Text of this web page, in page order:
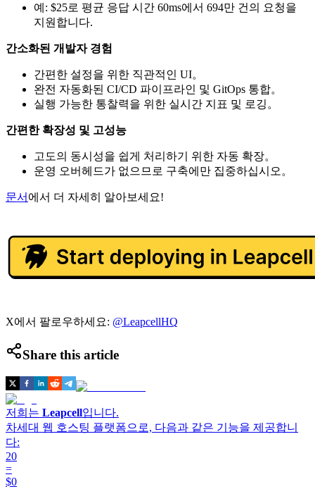
예: $25로 평균 응답 시간 60ms에서 694만 건의 요청을
지원합니다.
간소화된 개발자 경험
간편한 설정을 위한 직관적인 UI。
완전 자동화된 CI/CD 파이프라인 및 GitOps 통합。
실행 가능한 통찰력을 위한 실시간 지표 및 로깅。
간편한 확장성 및 고성능
고도의 동시성을 쉽게 처리하기 위한 자동 확장。
운영 오버헤드가 없으므로 구축에만 집중하십시오。
문서 에서 더 자세히 알아보세요!
X에서 팔로우하세요: @LeapcellHQ
Share this article
저희는 Leapcell입니다.
차세대 웹 호스팅 플랫폼으로, 다음과 같은 기능을 제공합니
다:
20
=
$0